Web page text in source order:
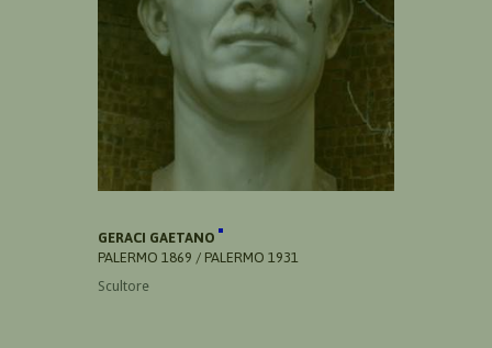
GERACI GAETANO
PALERMO 1869 / PALERMO 1931
Scultore